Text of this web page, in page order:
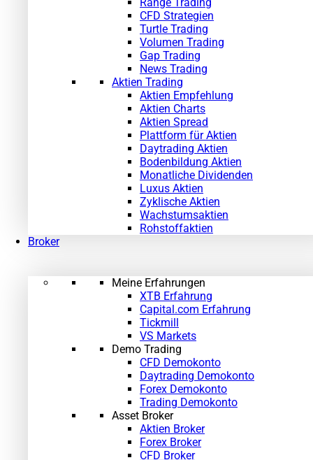
CFD Strategien
Turtle Trading
Volumen Trading
Gap Trading
News Trading
Aktien Trading
Aktien Empfehlung
Aktien Charts
Aktien Spread
Plattform für Aktien
Daytrading Aktien
Bodenbildung Aktien
Monatliche Dividenden
Luxus Aktien
Zyklische Aktien
Wachstumsaktien
Rohstoffaktien
Broker
Meine Erfahrungen
XTB Erfahrung
Capital.com Erfahrung
Tickmill
VS Markets
Demo Trading
CFD Demokonto
Daytrading Demokonto
Forex Demokonto
Trading Demokonto
Asset Broker
Aktien Broker
Forex Broker
CFD Broker